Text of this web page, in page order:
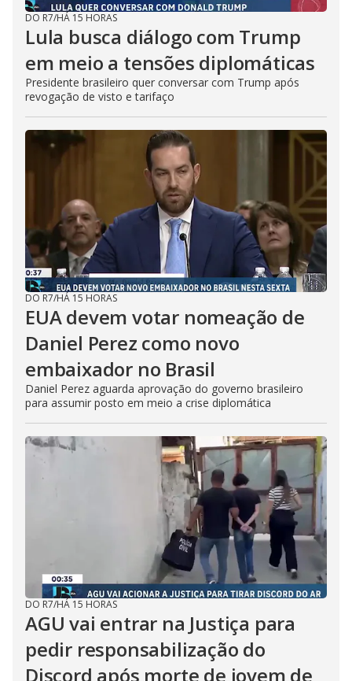
DO R7/HÁ 15 HORAS
Lula busca diálogo com Trump
em meio a tensões diplomáticas
Presidente brasileiro quer conversar com Trump após
revogação de visto e tarifaço
DO R7/HÁ 15 HORAS
EUA devem votar nomeação de
Daniel Perez como novo
embaixador no Brasil
Daniel Perez aguarda aprovação do governo brasileiro
para assumir posto em meio a crise diplomática
DO R7/HÁ 15 HORAS
AGU vai entrar na Justiça para
pedir responsabilização do
Discord após morte de jovem de